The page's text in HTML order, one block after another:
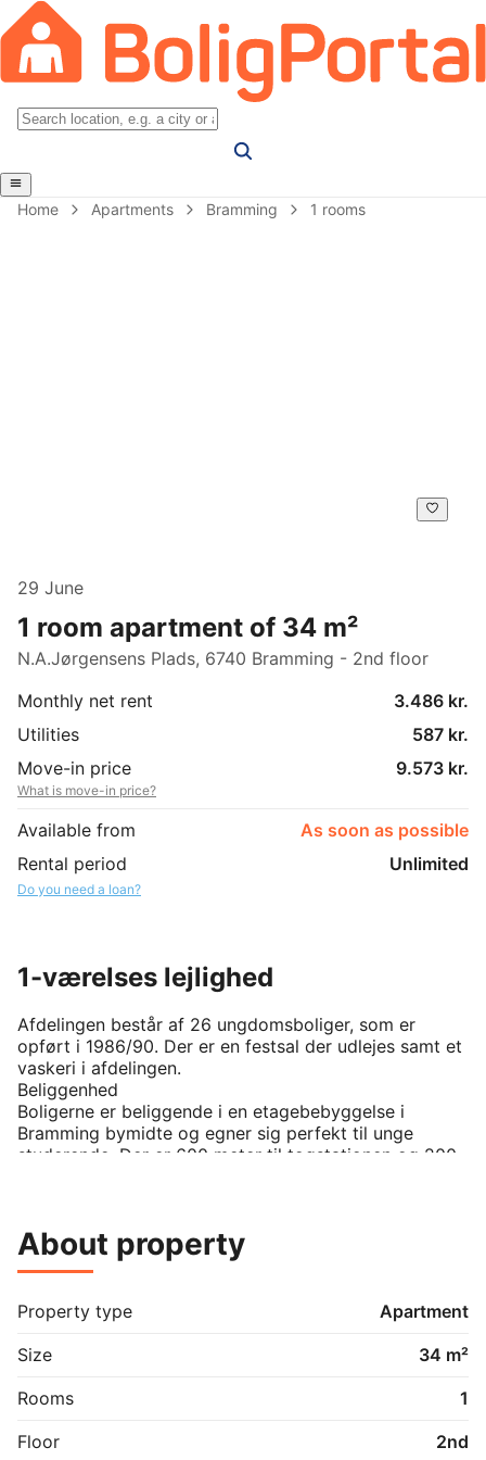
Home Apartments Bramming 1 rooms
29 June
1 room apartment of 34 m²
N.A.Jørgensens Plads, 6740 Bramming - 2nd floor
Monthly net rent
3.486 kr.
Utilities
587 kr.
Move-in price
9.573 kr.
What is move-in price?
Available from
As soon as possible
Rental period
Unlimited
Do you need a loan?
1-værelses lejlighed
Afdelingen består af 26 ungdomsboliger, som er
opført i 1986/90. Der er en festsal der udlejes samt et
vaskeri i afdelingen.
Beliggenhed
Boligerne er beliggende i en etagebebyggelse i
Bramming bymidte og egner sig perfekt til unge
studerende. Der er 600 meter til togstationen og 200
unge studerende.
Der er køleskab, komfur og emhætte. Er lejemålet
tørretumbler må du gerne selv tilslutte disse. Kræver
installation af opvaskemaskine, vaskemaskine eller
tørretumbler andet end kun tilslutning må dette kun
egen regning.Vandforbruget er indeholdt i huslejen.
kontakte en udbyder for valg af tv-kanaler,
About property
Property type
Apartment
Size
34 m²
Rooms
1
Floor
2nd